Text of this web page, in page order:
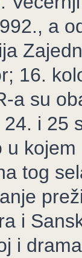
a
16.
a su
24. i 25
u
tog
i
i